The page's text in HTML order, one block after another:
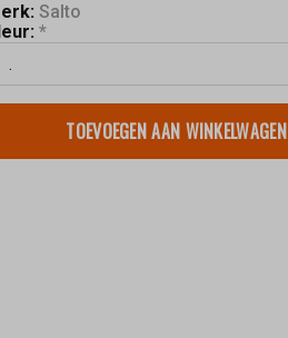
Salto
*
TOEVOEGEN AAN WINKELWAGEN